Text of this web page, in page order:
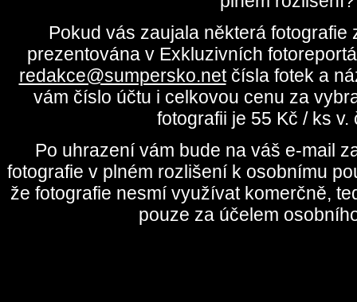
Pokud vás zaujala některá fotografie
prezentována v Exkluzivních
redakce@sumpersko.netčísla fotek a
vám číslo účtu i celkovou cenu za
fotografii je 55 Kč / ks v.
Po uhrazení vám bude na váš e-mail
fotografie v plném rozlišení k osobnímu
že fotografie nesmí využívat komerčně,
pouze za účelem